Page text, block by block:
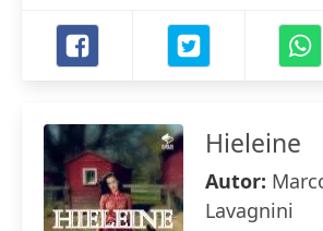
Hieleine
Autor:
Lavagnini